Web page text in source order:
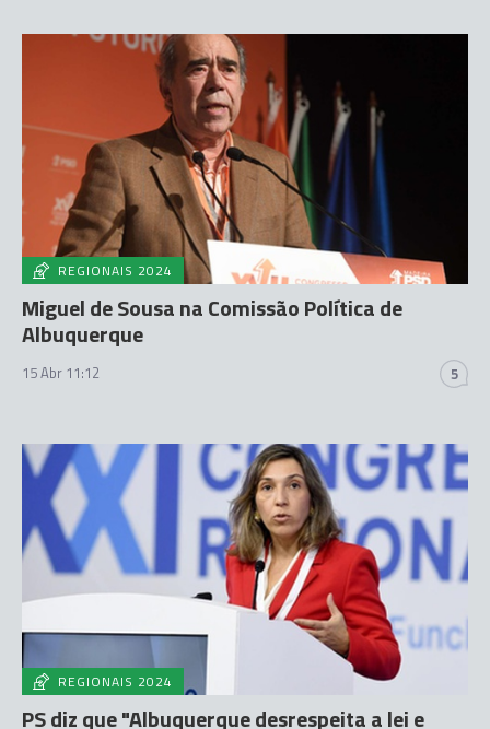
REGIONAIS 2024
Miguel de Sousa na Comissão Política de
Albuquerque
15 Abr 11:12 5
REGIONAIS 2024
PS diz que "Albuquerque desrespeita a lei e